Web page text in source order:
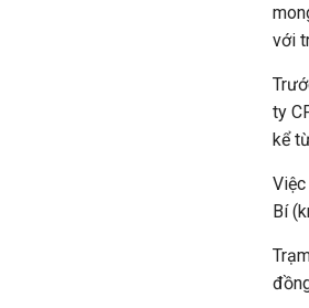
với
ty
kể
Bí